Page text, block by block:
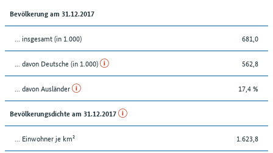
Bevölkerung am 31.12.2017
... insgesamt (in 1.000) 681,0
... davon Deutsche (in 1.000) 562,8
... davon Ausländer 17,4 %
Bevölkerungsdichte am 31.12.2017
... Einwohner je km² 1.623,8